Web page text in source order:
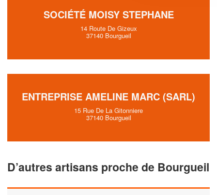
SOCIÉTÉ MOISY STEPHANE
14 Route De Gizeux
37140 Bourgueil
ENTREPRISE AMELINE MARC (SARL)
15 Rue De La Gitonniere
37140 Bourgueil
D’autres artisans proche de Bourgueil